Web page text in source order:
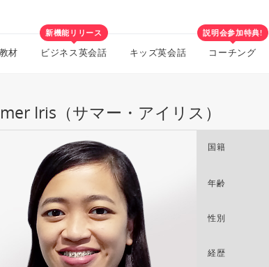
材
新機能リリース
ビジネス英会話 キッズ英会話
説明会参加特典!
コーチング
Iris（サマー・アイリス）
国籍
年齢
性別
経歴